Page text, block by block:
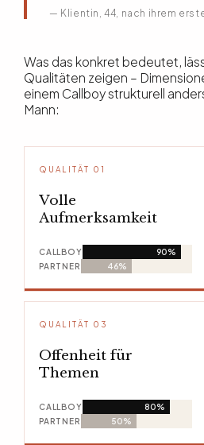
— Klientin, 44, nach ihrem
Was das konkret bedeutet,
Qualitäten zeigen –
einem Callboy strukturell
Mann:
QUALITÄT 01
Volle
Aufmerksamkeit
CALLBOY
90%
PARTNER
46%
QUALITÄT 03
Offenheit für
Themen
CALLBOY
80%
PARTNER
50%